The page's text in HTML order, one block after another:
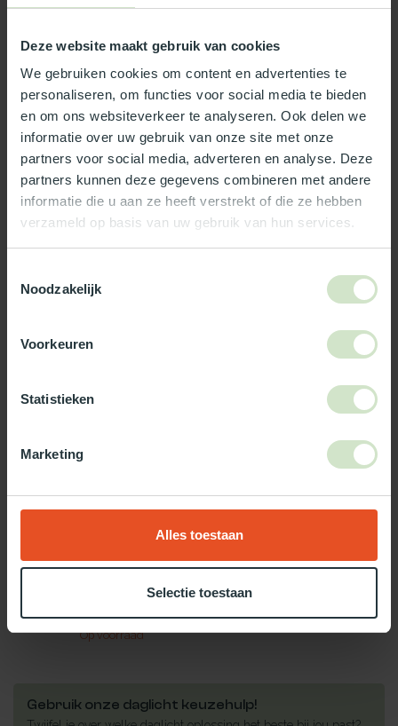
Deze website maakt gebruik van cookies
We gebruiken cookies om content en advertenties te
personaliseren, om functies voor social media te bieden
en om ons websiteverkeer te analyseren. Ook delen we
informatie over uw gebruik van onze site met onze
partners voor social media, adverteren en analyse. Deze
partners kunnen deze gegevens combineren met andere
informatie die u aan ze heeft verstrekt of die ze hebben
verzameld op basis van uw gebruik van hun services.
Noodzakelijk
Voorkeuren
Statistieken
Marketing
Alles toestaan
Selectie toestaan
Wat ons écht bijzonder maakt:
Officieel Skylux dealer!
Gratis bezorging in Nederland, m.u.v. de Waddeneilanden
99% uit voorraad leverbaar
3-5 werkdagen levertijd
Vergeet niet om jouw bestelling compleet te
maken
vaste PVC opstand 20/00
Skylux iWindow 2 - vast - 75x125
Pvc dakopstand - recht -
NATUURLIJKLICHT.NL
Pvc dakopstand - recht -
20/00 - vast - 75x125
Op voorraad
Gebruik onze daglicht keuzehulp!